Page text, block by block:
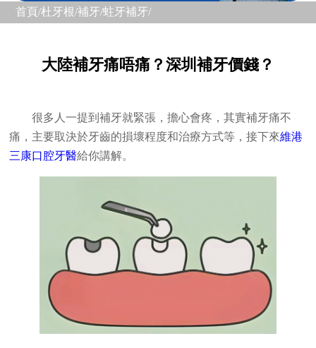
首頁/杜牙根/補牙/蛀牙補牙/
大陸補牙痛唔痛？深圳補牙價錢？
很多人一提到補牙就緊張，擔心會疼，其實補牙痛不
痛，主要取決於牙齒的損壞程度和治療方式等，接下來維港
三康口腔牙醫給你講解。